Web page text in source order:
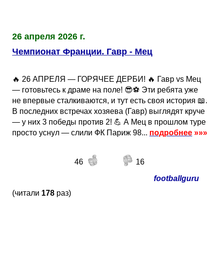
26 апреля 2026 г.
Чемпионат Франции. Гавр - Мец
🔥 26 АПРЕЛЯ — ГОРЯЧЕЕ ДЕРБИ! 🔥 Гавр vs Мец
— готовьтесь к драме на поле! 😎⚽ Эти ребята уже
не впервые сталкиваются, и тут есть своя история 📖.
В последних встречах хозяева (Гавр) выглядят круче
— у них 3 победы против 2! 💪 А Мец в прошлом туре
просто уснул — слили ФК Париж 98... подробнее »»»
46
16
footballguru
(читали 178 раз)